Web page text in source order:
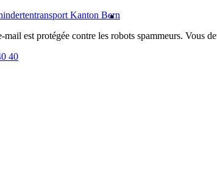
mail est protégée contre les robots spammeurs. Vous
40